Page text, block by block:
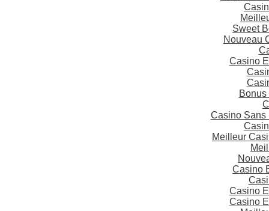
Sweet
Nouveau
Casino
Casino Sans
Meilleur
Casino
Casino
Casino